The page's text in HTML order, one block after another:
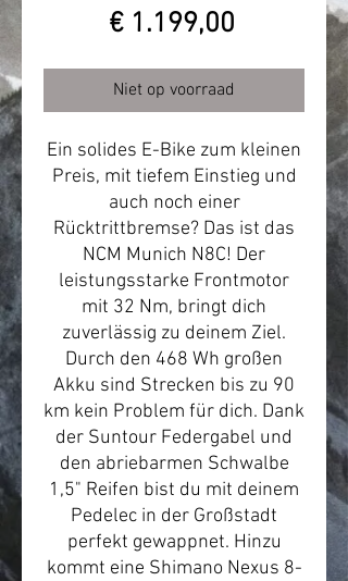
€ 1.199,00Prijs
Niet op voorraad
Ein solides E-Bike zum kleinen
Preis, mit tiefem Einstieg und
auch noch einer
Rücktrittbremse? Das ist das
NCM Munich N8C! Der
leistungsstarke Frontmotor
mit 32 Nm, bringt dich
zuverlässig zu deinem Ziel.
Durch den 468 Wh großen
Akku sind Strecken bis zu 90
km kein Problem für dich. Dank
der Suntour Federgabel und
den abriebarmen Schwalbe
1,5" Reifen bist du mit deinem
Pedelec in der Großstadt
perfekt gewappnet. Hinzu
kommt eine Shimano Nexus 8-